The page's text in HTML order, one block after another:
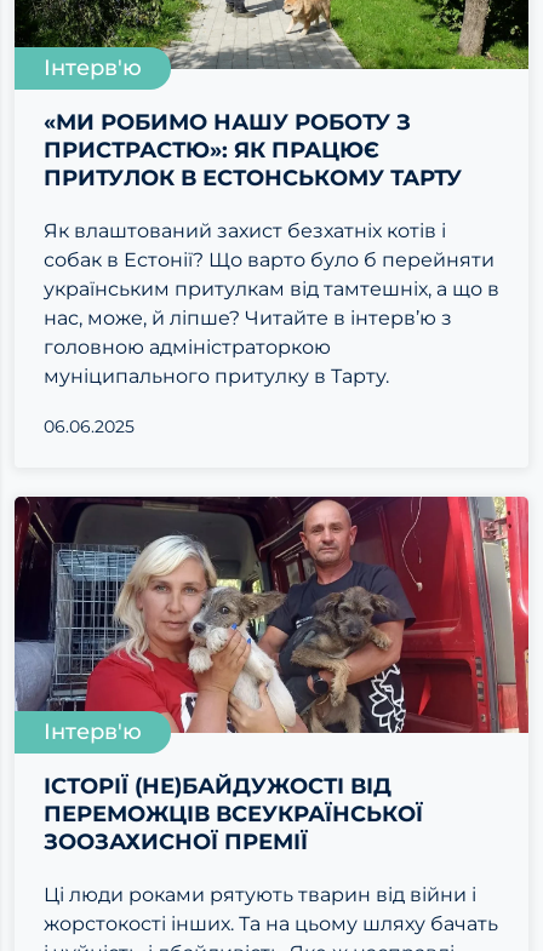
Інтерв'ю
«МИ РОБИМО НАШУ РОБОТУ З
ПРИСТРАСТЮ»: ЯК ПРАЦЮЄ
ПРИТУЛОК В ЕСТОНСЬКОМУ ТАРТУ
Як влаштований захист безхатніх котів і
собак в Естонії? Що варто було б перейняти
українським притулкам від тамтешніх, а що в
нас, може, й ліпше? Читайте в інтерв’ю з
головною адміністраторкою
муніципального притулку в Тарту.
06.06.2025
Інтерв'ю
ІСТОРІЇ (НЕ)БАЙДУЖОСТІ ВІД
ПЕРЕМОЖЦІВ ВСЕУКРАЇНСЬКОЇ
ЗООЗАХИСНОЇ ПРЕМІЇ
Ці люди роками рятують тварин від війни і
жорстокості інших. Та на цьому шляху бачать